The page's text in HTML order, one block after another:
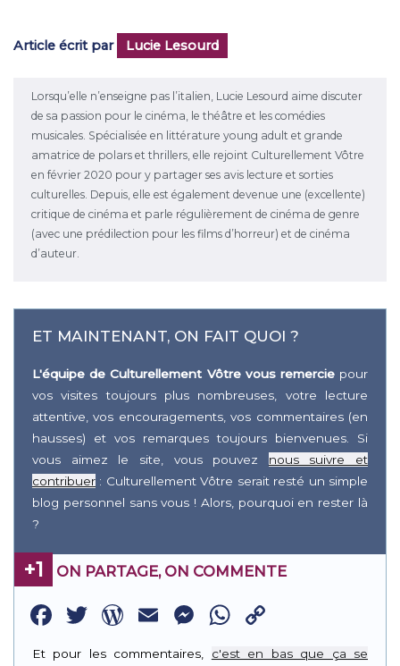
Article écrit par Lucie Lesourd
Lorsqu’elle n’enseigne pas l’italien, Lucie Lesourd aime discuter
de sa passion pour le cinéma, le théâtre et les comédies
musicales. Spécialisée en littérature young adult et grande
amatrice de polars et thrillers, elle rejoint Culturellement Vôtre
en février 2020 pour y partager ses avis lecture et sorties
culturelles. Depuis, elle est également devenue une (excellente)
critique de cinéma et parle régulièrement de cinéma de genre
(avec une prédilection pour les films d’horreur) et de cinéma
d’auteur.
ET MAINTENANT, ON FAIT QUOI ?
L'équipe de Culturellement Vôtre vous remerciepour
vos visites toujours plus nombreuses, votre lecture
attentive, vos encouragements, vos commentaires (en
hausses) et vos remarques toujours bienvenues. Si
vous aimez le site, vous pouvez nous suivre et
contribuer : Culturellement Vôtre serait resté un simple
blog personnel sans vous ! Alors, pourquoi en rester là
?
+1 ON PARTAGE, ON COMMENTE
Facebook
Twitter
WordPress
EmailMessenger
WhatsApp
Link
Et pour les commentaires, c'est en bas que ça se